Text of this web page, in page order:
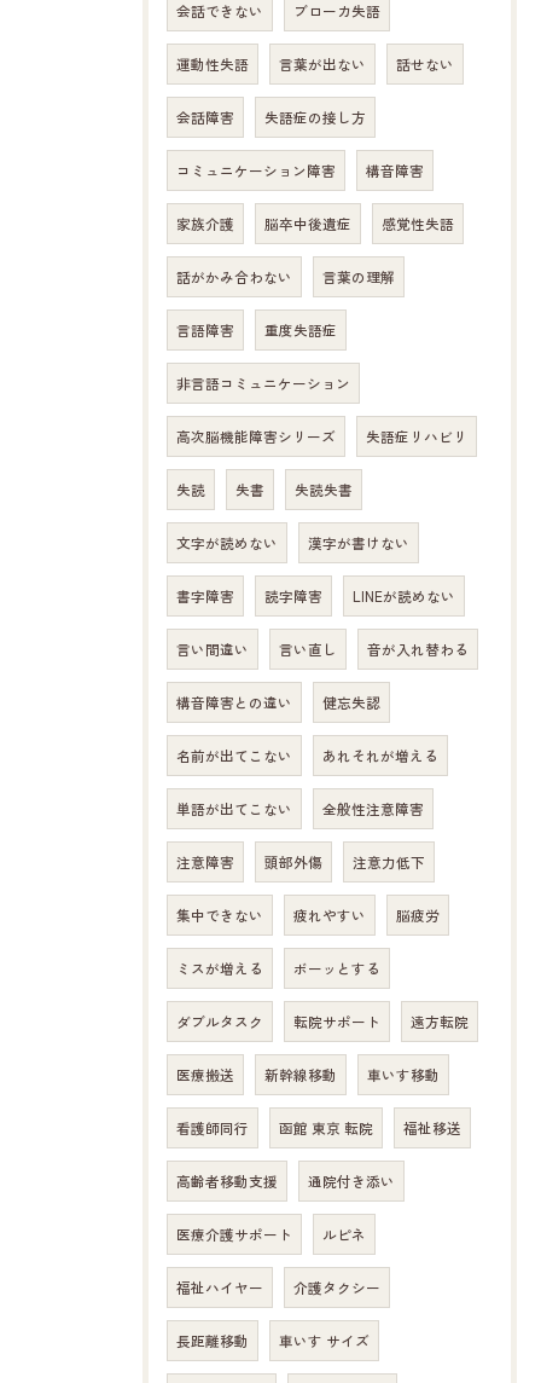
会話できない ブローカ失語
運動性失語 言葉が出ない 話せない
会話障害 失語症の接し方
コミュニケーション障害 構音障害
家族介護 脳卒中後遺症 感覚性失語
話がかみ合わない 言葉の理解
言語障害 重度失語症
非言語コミュニケーション
高次脳機能障害シリーズ 失語症リハビリ
失読 失書 失読失書
文字が読めない 漢字が書けない
書字障害 読字障害 LINEが読めない
言い間違い 言い直し 音が入れ替わる
構音障害との違い 健忘失認
名前が出てこない あれそれが増える
単語が出てこない 全般性注意障害
注意障害 頭部外傷 注意力低下
集中できない 疲れやすい 脳疲労
ミスが増える ボーッとする
ダブルタスク 転院サポート 遠方転院
医療搬送 新幹線移動 車いす移動
看護師同行 函館 東京 転院 福祉移送
高齢者移動支援 通院付き添い
医療介護サポート ルピネ
福祉ハイヤー 介護タクシー
長距離移動 車いす サイズ